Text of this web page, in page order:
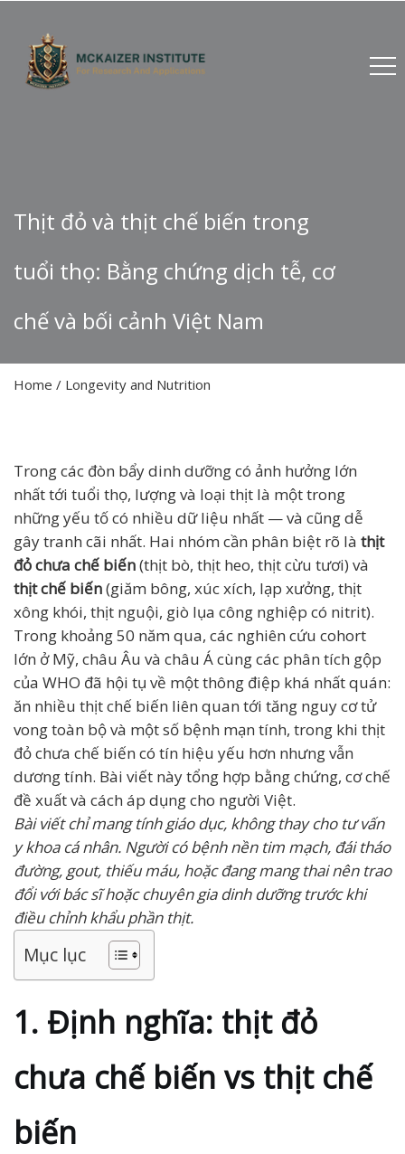
Thịt đỏ và thịt chế biến trong
tuổi thọ: Bằng chứng dịch tễ, cơ
chế và bối cảnh Việt Nam
Home / Longevity and Nutrition
Trong các đòn bẩy dinh dưỡng có ảnh hưởng lớn
nhất tới tuổi thọ, lượng và loại thịt là một trong
những yếu tố có nhiều dữ liệu nhất — và cũng dễ
gây tranh cãi nhất. Hai nhóm cần phân biệt rõ là thịt
đỏ chưa chế biến(thịt bò, thịt heo, thịt cừu tươi) và
thịt chế biến(giăm bông, xúc xích, lạp xưởng, thịt
xông khói, thịt nguội, giò lụa công nghiệp có nitrit).
Trong khoảng 50 năm qua, các nghiên cứu cohort
lớn ở Mỹ, châu Âu và châu Á cùng các phân tích gộp
của WHO đã hội tụ về một thông điệp khá nhất quán:
ăn nhiều thịt chế biến liên quan tới tăng nguy cơ tử
vong toàn bộ và một số bệnh mạn tính, trong khi thịt
đỏ chưa chế biến có tín hiệu yếu hơn nhưng vẫn
dương tính. Bài viết này tổng hợp bằng chứng, cơ chế
đề xuất và cách áp dụng cho người Việt.
Bài viết chỉ mang tính giáo dục, không thay cho tư vấn
y khoa cá nhân. Người có bệnh nền tim mạch, đái tháo
đường, gout, thiếu máu, hoặc đang mang thai nên trao
đổi với bác sĩ hoặc chuyên gia dinh dưỡng trước khi
điều chỉnh khẩu phần thịt.
Mục lục
1. Định nghĩa: thịt đỏ
chưa chế biến vs thịt chế
biến